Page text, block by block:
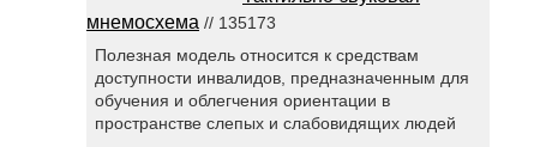
мнемосхема // 135173
Полезная модель относится к средствам
доступности инвалидов, предназначенным для
обучения и облегчения ориентации в
пространстве слепых и слабовидящих людей